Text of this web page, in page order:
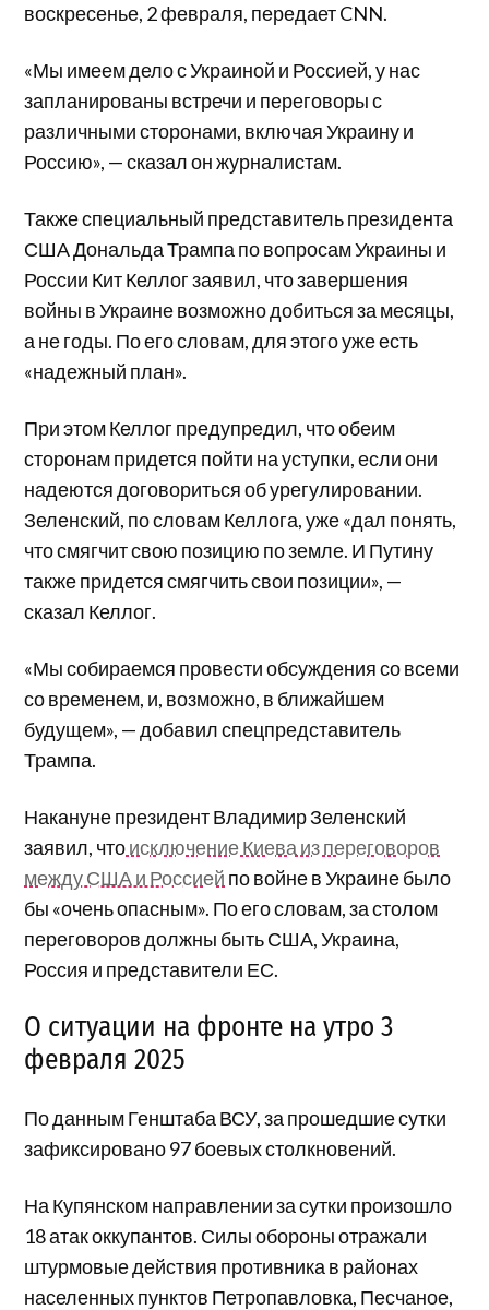
воскресенье, 2 февраля, передает CNN.
«Мы имеем дело с Украиной и Россией, у нас
запланированы встречи и переговоры с
различными сторонами, включая Украину и
Россию», — сказал он журналистам.
Также специальный представитель президента
США Дональда Трампа по вопросам Украины и
России Кит Келлог заявил, что завершения
войны в Украине возможно добиться за месяцы,
а не годы. По его словам, для этого уже есть
«надежный план».
При этом Келлог предупредил, что обеим
сторонам придется пойти на уступки, если они
надеются договориться об урегулировании.
Зеленский, по словам Келлога, уже «дал понять,
что смягчит свою позицию по земле. И Путину
также придется смягчить свои позиции», —
сказал Келлог.
«Мы собираемся провести обсуждения со всеми
со временем, и, возможно, в ближайшем
будущем», — добавил спецпредставитель
Трампа.
Накануне президент Владимир Зеленский
заявил, чтоисключение Киева из переговоров
между США и Россией по войне в Украине было
бы «очень опасным». По его словам, за столом
переговоров должны быть США, Украина,
Россия и представители ЕС.
О ситуации на фронте на утро 3
февраля 2025
По данным Генштаба ВСУ, за прошедшие сутки
зафиксировано 97 боевых столкновений.
На Купянском направлении за сутки произошло
18 атак оккупантов. Силы обороны отражали
штурмовые действия противника в районах
населенных пунктов Петропавловка, Песчаное,